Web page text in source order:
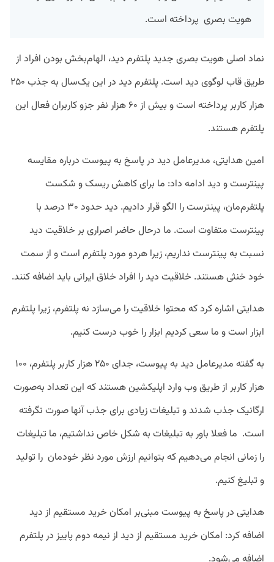
هویت بصری پرداخته است.
نماد اصلی هویت بصری جدید پلتفرم دید، الهام‌بخش بودن افراد از
طریق قاب لوگوی دید است. پلتفرم دید در این یک‌سال به جذب ۲۵۰
هزار کاربر پرداخته است و بیش از ۶۰ هزار نفر جزو کاربران فعال این
پلتفرم هستند.
امین هدایتی، مدیرعامل دید در پاسخ به پیوست درباره مقایسه
پینترست و دید ادامه داد: ما برای کاهش ریسک و شکست
پلتفر‌م‌‌مان، پینترست را الگو قرار دادیم. دید حدود ۳۰ درصد با
پینترست متفاوت است. ما درحال حاضر اصراری بر خلاقیت دید
نسبت به پینترست نداریم، زیرا هردو مورد پلتفرم است و از سمت
خود خنثی هستند. خلاقیت دید را افراد خلاق ایرانی باید اضافه کنند.
هدایتی اشاره کرد که محتوا خلاقیت را می‌سازد نه پلتفرم، زیرا پلتفرم
ابزار است و ما سعی کردیم ابزار را خوب درست کنیم.
به گفته مدیرعامل دید به پیوست، جدای ۲۵۰ هزار کاربر پلتفرم، ۱۰۰
هزار کاربر از طریق وب وارد اپلیکشین هستند که این تعداد به‌صورت
ارگانیک جذب شدند و تبلیغات زیادی برای جذب آنها صورت نگرفته
است. ما فعلا باور به تبلیغات به شکل خاص نداشتیم، ما تبلیغات
را زمانی انجام می‌دهیم که بتوانیم ارزش مورد نظر خودمان را تولید
و تبلیغ کنیم.
هدایتی در پاسخ به پیوست مبنی‌بر امکان خرید مستقیم از دید
اضافه کرد: امکان خرید مستقیم از دید از نیمه دوم پاییز در پلتفرم